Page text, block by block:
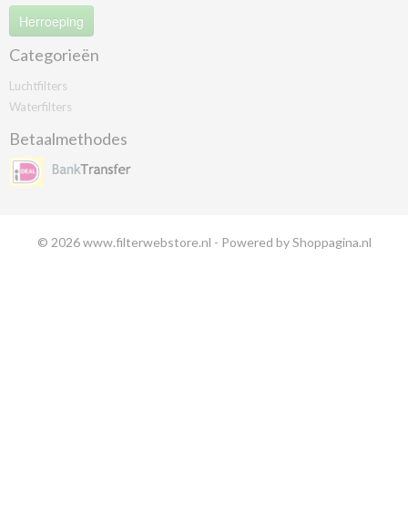
Herroeping
Categorieën
Luchtfilters
Waterfilters
Betaalmethodes
© 2026 www.filterwebstore.nl - Powered by Shoppagina.nl